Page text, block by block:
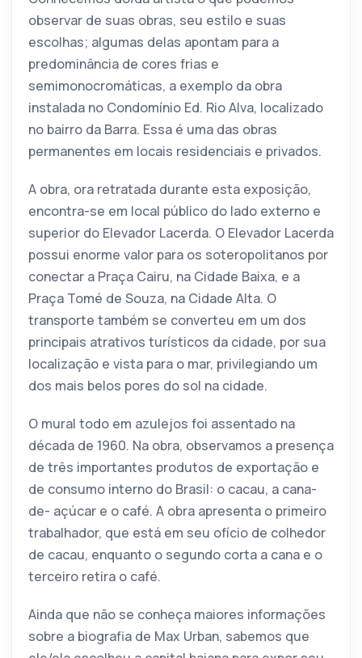
observar de suas obras, seu estilo e suas
escolhas; algumas delas apontam para a
predominância de cores frias e
semimonocromáticas, a exemplo da obra
instalada no Condomínio Ed. Rio Alva, localizado
no bairro da Barra. Essa é uma das obras
permanentes em locais residenciais e privados.
A obra, ora retratada durante esta exposição,
encontra-se em local público do lado externo e
superior do Elevador Lacerda. O Elevador Lacerda
possui enorme valor para os soteropolitanos por
conectar a Praça Cairu, na Cidade Baixa, e a
Praça Tomé de Souza, na Cidade Alta. O
transporte também se converteu em um dos
principais atrativos turísticos da cidade, por sua
localização e vista para o mar, privilegiando um
dos mais belos pores do sol na cidade.
O mural todo em azulejos foi assentado na
década de 1960. Na obra, observamos a presença
de três importantes produtos de exportação e
de consumo interno do Brasil: o cacau, a cana-
de- açúcar e o café. A obra apresenta o primeiro
trabalhador, que está em seu ofício de colhedor
de cacau, enquanto o segundo corta a cana e o
terceiro retira o café.
Ainda que não se conheça maiores informações
sobre a biografia de Max Urban, sabemos que